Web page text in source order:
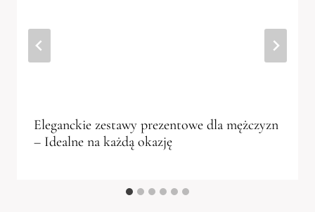
Eleganckie zestawy prezentowe dla mężczyzn
– Idealne na każdą okazję